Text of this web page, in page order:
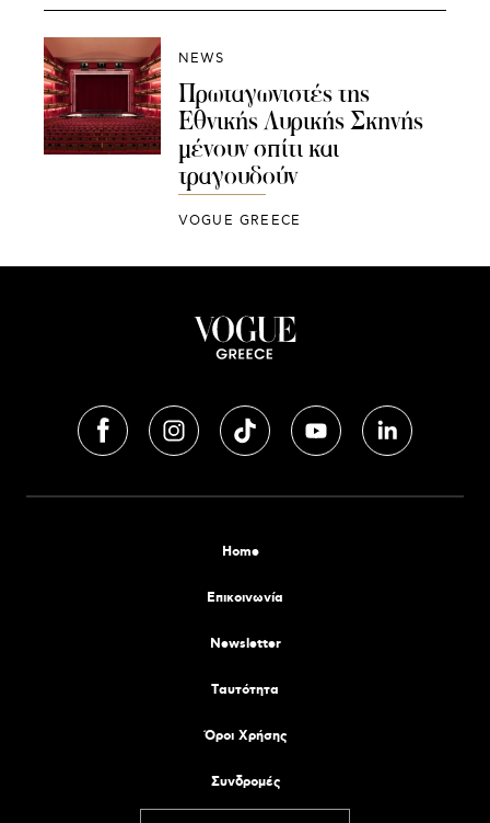
NEWS
Πρωταγωνιστές της
Εθνικής Λυρικής Σκηνής
μένουν σπίτι και
τραγουδούν
VOGUE GREECE
Home
Επικοινωνία
Newsletter
Tαυτότητα
Όροι Χρήσης
Συνδρομές